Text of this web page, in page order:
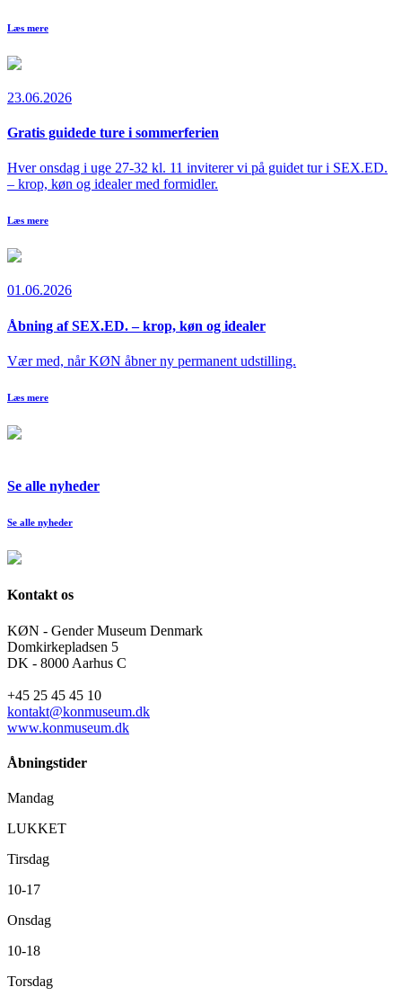
Læs mere
23.06.2026
Gratis guidede ture i sommerferien
Hver onsdag i uge 27-32 kl. 11 inviterer vi på guidet tur i SEX.ED.
– krop, køn og idealer med formidler.
Læs mere
01.06.2026
Åbning af SEX.ED. – krop, køn og idealer
Vær med, når KØN åbner ny permanent udstilling.
Læs mere
Se alle nyheder
Se alle nyheder
Kontakt os
KØN - Gender Museum Denmark
Domkirkepladsen 5
DK - 8000 Aarhus C
+45 25 45 45 10
kontakt@konmuseum.dk
www.konmuseum.dk
Åbningstider
Mandag
LUKKET
Tirsdag
10-17
Onsdag
10-18
Torsdag